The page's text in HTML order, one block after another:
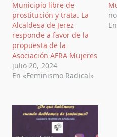
Municipio libre de
prostitución y trata. La
Alcaldesa de Jerez
responde a favor de la
propuesta de la
Asociación AFRA Mujeres
julio 20, 2024
En «Feminismo Radical»